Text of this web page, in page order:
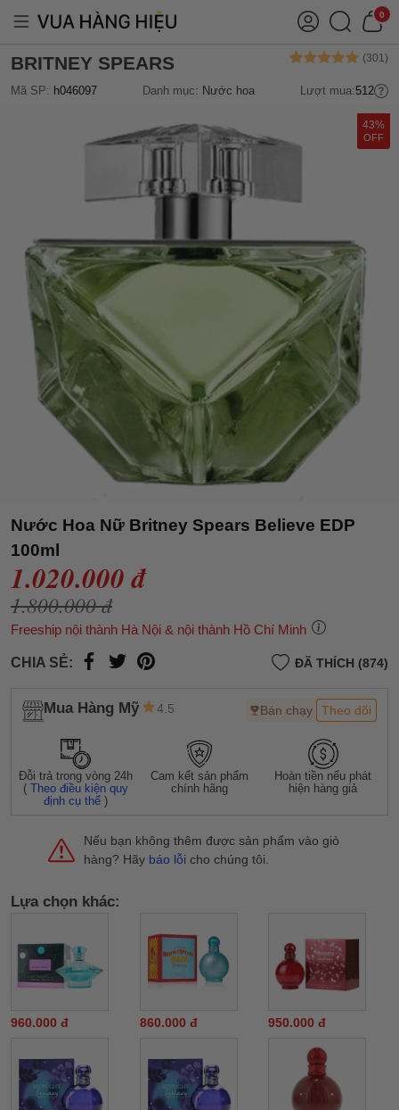
0
BRITNEY SPEARS
Mã SP: h046097 Danh mục: Nước hoa Lượt mua:512
43%
OFF
Nước Hoa Nữ Britney Spears Believe EDP
100ml
1.020.000 đ
1.800.000 đ
Freeship nội thành Hà Nội & nội thành Hồ Chí Minh
CHIA SẺ: ĐÃ THÍCH (874)
Mua Hàng Mỹ 4.5 Bán chạy Theo dõi
Đỗi trả trong vòng 24h
(Theo điều kiện quy
định cụ thể )
Cam kết sản phẩm
chính hãng
Hoàn tiền nếu phát
hiện hàng giả
Nếu bạn không thêm được sản phẩm vào giỏ
hàng? Hãy báo lỗi cho chúng tôi.
Lựa chọn khác:
960.000 đ 860.000 đ 950.000 đ